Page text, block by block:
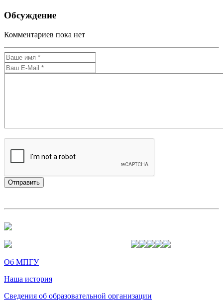
Обсуждение
Комментариев пока нет
Об МПГУ
Наша история
Сведения об образовательной организации